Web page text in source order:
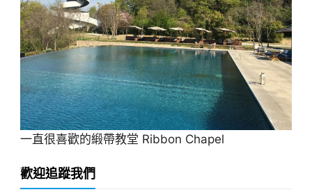
一直很喜歡的緞帶教堂 Ribbon Chapel
歡迎追蹤我們